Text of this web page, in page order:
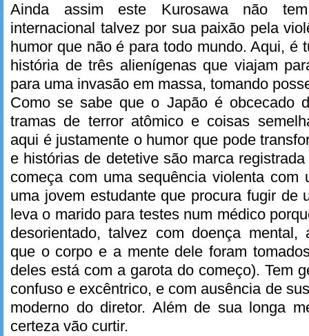
Ainda assim este Kurosawa não
internacional talvez por sua paixão pela
humor que não é para todo mundo. Aqui, é
história de três alienígenas que viajam
para uma invasão em massa, tomando
Como se sabe que o Japão é obcecado
tramas de terror atômico e coisas
aqui é justamente o humor que pode
e histórias de detetive são marca
começa com uma sequência violenta com
uma jovem estudante que procura fugir de
leva o marido para testes num médico
desorientado, talvez com doença mental,
que o corpo e a mente dele foram
deles está com a garota do começo). Tem
confuso e excêntrico, e com ausência de
moderno do diretor. Além de sua longa
certeza vão curtir.